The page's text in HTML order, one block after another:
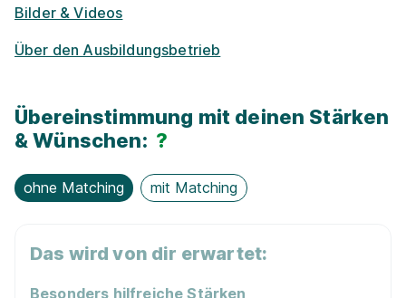
Bilder & Videos
Über den Ausbildungsbetrieb
Übereinstimmung mit deinen Stärken
& Wünschen: ?
ohne Matching mit Matching
Das wird von dir erwartet:
Besonders hilfreiche Stärken